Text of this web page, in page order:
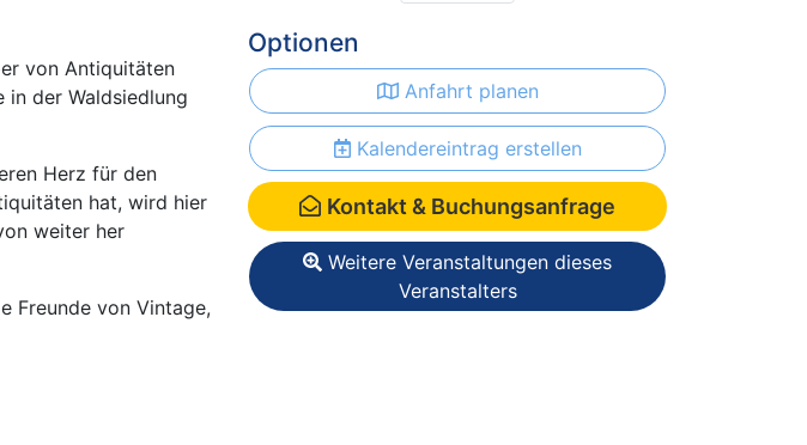
von Antiquitäten
der Waldsiedlung
Herz für den
hat, wird hier
weiter her
Freunde von Vintage,
Optionen
Anfahrt planen
Kalendereintrag erstellen
Kontakt & Buchungsanfrage
Weitere Veranstaltungen dieses
Veranstalters